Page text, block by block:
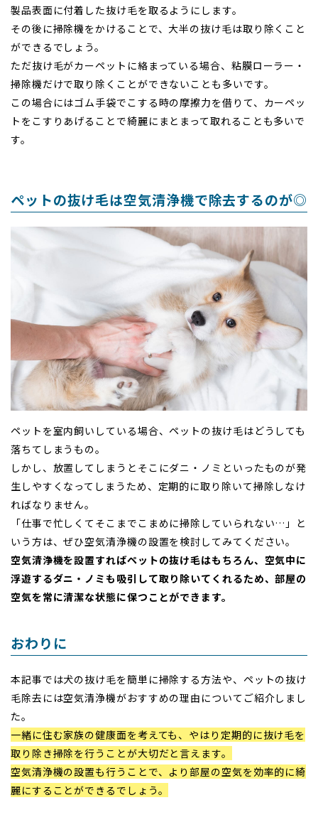
製品表面に付着した抜け毛を取るようにします。
その後に掃除機をかけることで、大半の抜け毛は取り除くこと
ができるでしょう。
ただ抜け毛がカーペットに絡まっている場合、粘膜ローラー・
掃除機だけで取り除くことができないことも多いです。
この場合にはゴム手袋でこする時の摩擦力を借りて、カーペッ
トをこすりあげることで綺麗にまとまって取れることも多いで
す。
ペットの抜け毛は空気清浄機で除去するのが◎
ペットを室内飼いしている場合、ペットの抜け毛はどうしても
落ちてしまうもの。
しかし、放置してしまうとそこにダニ・ノミといったものが発
生しやすくなってしまうため、定期的に取り除いて掃除しなけ
ればなりません。
「仕事で忙しくてそこまでこまめに掃除していられない…」と
いう方は、ぜひ空気清浄機の設置を検討してみてください。
空気清浄機を設置すればペットの抜け毛はもちろん、空気中に
浮遊するダニ・ノミも吸引して取り除いてくれるため、部屋の
空気を常に清潔な状態に保つことができます。
おわりに
本記事では犬の抜け毛を簡単に掃除する方法や、ペットの抜け
毛除去には空気清浄機がおすすめの理由についてご紹介しまし
た。
一緒に住む家族の健康面を考えても、やはり定期的に抜け毛を
取り除き掃除を行うことが大切だと言えます。
空気清浄機の設置も行うことで、より部屋の空気を効率的に綺
麗にすることができるでしょう。